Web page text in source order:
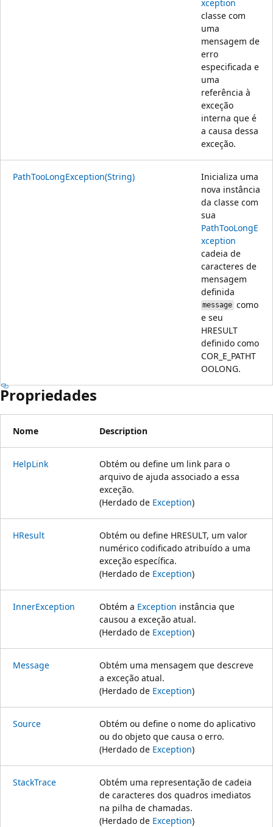
xception
classe com
uma
mensagem de
erro
especificada e
uma
referência à
exceção
interna que é
a causa dessa
exceção.
PathTooLongException(String)
Inicializa uma
nova instância
da classe com
sua
PathTooLongE
xception
cadeia de
caracteres de
mensagem
definida
message como
e seu
HRESULT
definido como
COR_E_PATHT
OOLONG.
Propriedades
Nome Description
HelpLink
Obtém ou define um link para o
arquivo de ajuda associado a essa
exceção.
(Herdado de Exception)
HResult
Obtém ou define HRESULT, um valor
numérico codificado atribuído a uma
exceção específica.
(Herdado de Exception)
InnerException Obtém a Exception instância que
causou a exceção atual.
(Herdado de Exception)
Message
Obtém uma mensagem que descreve
a exceção atual.
(Herdado de Exception)
Source
Obtém ou define o nome do aplicativo
ou do objeto que causa o erro.
(Herdado de Exception)
StackTrace
Obtém uma representação de cadeia
de caracteres dos quadros imediatos
na pilha de chamadas.
(Herdado de Exception)